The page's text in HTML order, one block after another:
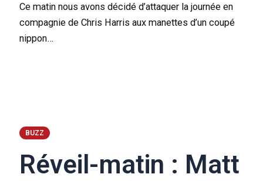
Ce matin nous avons décidé d’attaquer la journée en
compagnie de Chris Harris aux manettes d’un coupé
nippon…
BUZZ
Réveil-matin : Matt